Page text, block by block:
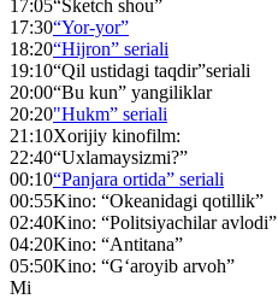
17:05“Sketch shou”
17:30“Yor-yor”
18:20“Hijron” seriali
19:10“Qil ustidagi taqdir”seriali
20:00“Bu kun” yangiliklar
20:20"Hukm” seriali
21:10Xorijiy kinofilm:
22:40“Uxlamaysizmi?”
00:10“Panjara ortida” seriali
00:55Kino: “Okeanidagi qotillik”
02:40Kino: “Politsiyachilar avlodi”
04:20Kino: “Antitana”
05:50Kino: “G‘aroyib arvoh”
Mi